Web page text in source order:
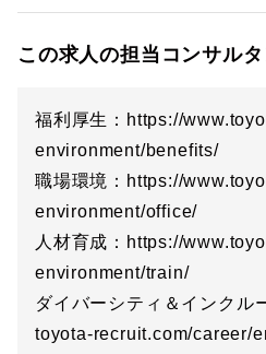
この求人の担当コンサル
福利厚生：https://
environment/benefits/
職場環境：https://
environment/office/
人材育成：https://
environment/train/
ダイバーシティ＆インクル
toyota-recruit.com/career/